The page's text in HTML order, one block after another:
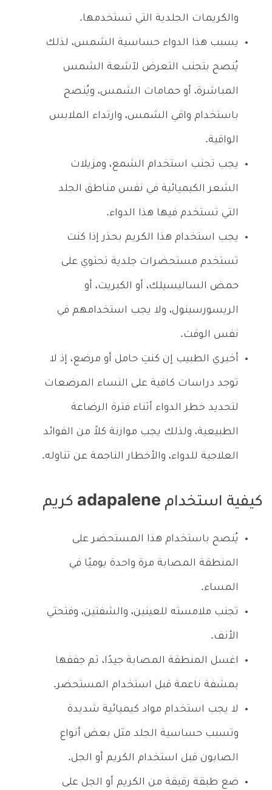
والكريمات الجلدية التي تستخدمها.
يسبب هذا الدواء حساسية الشمس، لذلك
يُنصح بتجنب التعرض لآشعة الشمس
المباشرة، أو حمامات الشمس، ويُنصح
باستخدام واقي الشمس، وارتداء الملابس
الواقية.
يجب تجنب استخدام الشمع، ومزيلات
الشعر الكيميائية في نفس مناطق الجلد
التي تستخدم فيها هذا الدواء.
يجب استخدام هذا الكريم بحذر إذا كنت
تستخدم مستحضرات جلدية تحتوي على
حمض الساليسيلك، أو الكبريت، أو
الريسورسينول، ولا يجب استخدامهم في
نفس الوقت.
أخبري الطبيب إن كنتِ حامل أو مرضع، إذ لا
توجد دراسات كافية على النساء المرضعات
لتحديد خطر الدواء أثناء فترة الرضاعة
الطبيعية، ولذلك يجب موازنة كلاً من الفوائد
العلاجية للدواء، والأخطار الناجمة عن تناوله.
كيفية استخدام adapalene كريم
يُنصح باستخدام هذا المستحضر على
المنطقة المصابة مرة واحدة يوميًا في
المساء.
تجنب ملامسته للعينين، والشفتين، وفتحتي
الأنف.
اغسل المنطقة المصابة جيدًا، ثم جففها
بمشفة ناعمة قبل استخدام المستحضر.
لا يجب استخدام مواد كيميائية شديدة
وتسبب حساسية الجلد مثل بعض أنواع
الصابون قبل استخدام الكريم أو الجل.
ضع طبقة رقيقة من الكريم أو الجل على